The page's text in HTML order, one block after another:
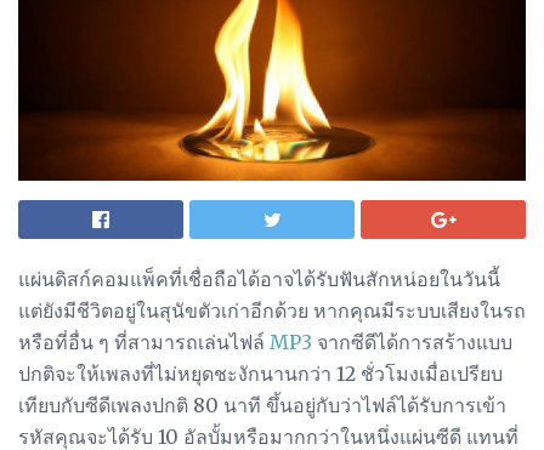
แผ่นดิสก์คอมแพ็คที่เชื่อถือได้อาจได้รับฟันสักหน่อยในวันนี้
แต่ยังมีชีวิตอยู่ในสุนัขตัวเก่าอีกด้วย หากคุณมีระบบเสียงในรถ
หรือที่อื่น ๆ ที่สามารถเล่นไฟล์ MP3 จากซีดีได้การสร้างแบบ
ปกติจะให้เพลงที่ไม่หยุดชะงักนานกว่า 12 ชั่วโมงเมื่อเปรียบ
เทียบกับซีดีเพลงปกติ 80 นาที ขึ้นอยู่กับว่าไฟล์ได้รับการเข้า
รหัสคุณจะได้รับ 10 อัลบั้มหรือมากกว่าในหนึ่งแผ่นซีดี แทนที่